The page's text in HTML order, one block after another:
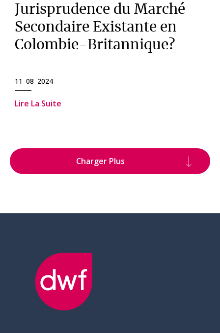
Jurisprudence du Marché
Secondaire Existante en
Colombie-Britannique?
11 08 2024
Lire La Suite
Charger Plus